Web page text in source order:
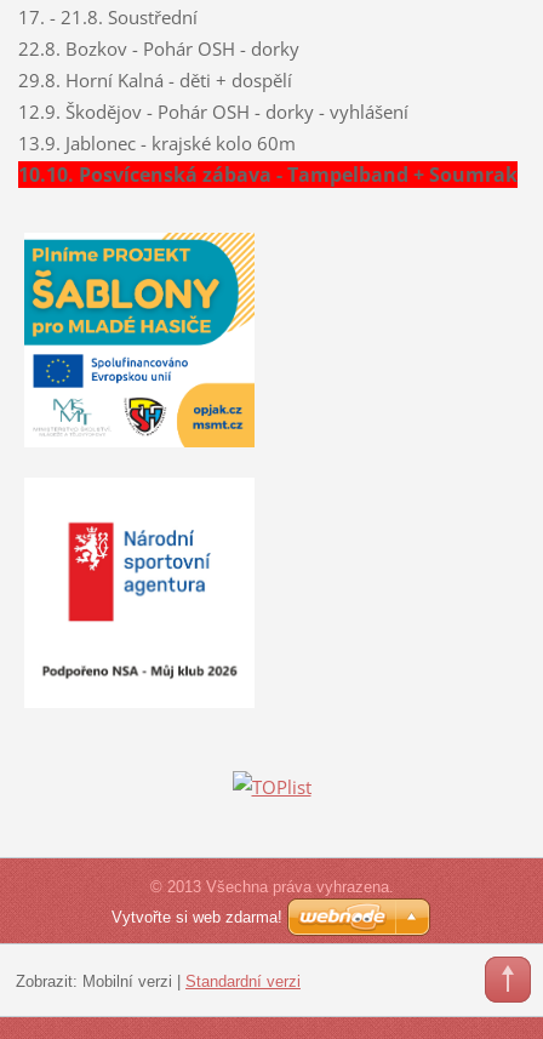
17. - 21.8. Soustřední
22.8. Bozkov - Pohár OSH - dorky
29.8. Horní Kalná - děti + dospělí
12.9. Škodějov - Pohár OSH - dorky - vyhlášení
13.9. Jablonec - krajské kolo 60m
10.10. Posvícenská zábava - Tampelband + Soumrak
© 2013 Všechna práva vyhrazena.
Vytvořte si web zdarma!
Zobrazit: Mobilní verzi | Standardní verzi